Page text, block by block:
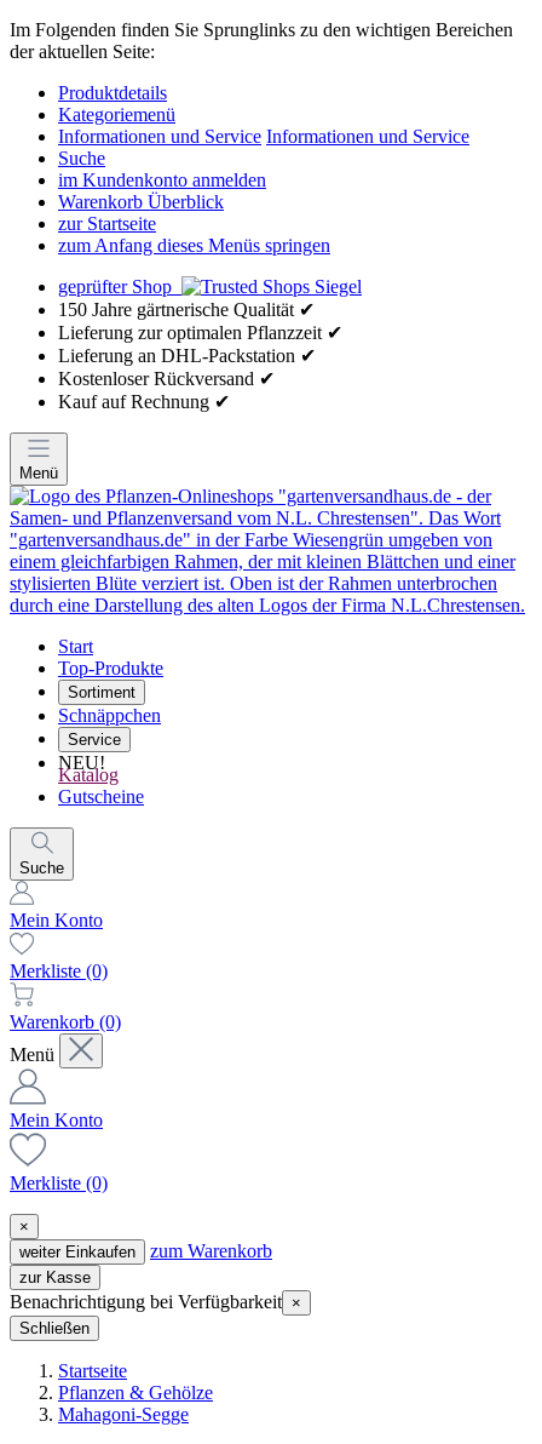
Im Folgenden finden Sie Sprunglinks zu den wichtigen Bereichen
der aktuellen Seite:
Produktdetails
Kategoriemenü
Informationen und Service Informationen und Service
Suche
im Kundenkonto anmelden
Warenkorb Überblick
zur Startseite
zum Anfang dieses Menüs springen
geprüfter Shop
150 Jahre gärtnerische Qualität ✔
Lieferung zur optimalen Pflanzzeit ✔
Lieferung an DHL-Packstation ✔
Kostenloser Rückversand ✔
Kauf auf Rechnung ✔
Menü
Start
Top-Produkte
Sortiment
Schnäppchen
Service
NEU!
Katalog
Gutscheine
Suche
Mein Konto
Merkliste (0)
Warenkorb (0)
Menü
Mein Konto
Merkliste (0)
×
weiter Einkaufen
zum Warenkorb
zur Kasse
Benachrichtigung bei Verfügbarkeit ×
Schließen
Startseite
Pflanzen & Gehölze
Mahagoni-Segge